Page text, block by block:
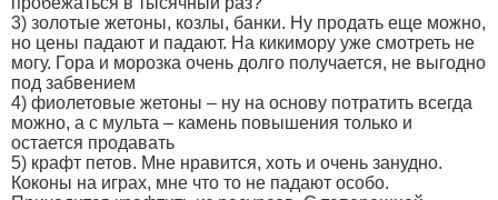
3) золотые жетоны, козлы, банки. Ну продать еще можно,
но цены падают и падают. На кикимору уже смотреть не
могу. Гора и морозка очень долго получается, не выгодно
под забвением
4) фиолетовые жетоны – ну на основу потратить всегда
можно, а с мульта – камень повышения только и
остается продавать
5) крафт петов. Мне нравится, хоть и очень занудно.
Коконы на играх, мне что то не падают особо.